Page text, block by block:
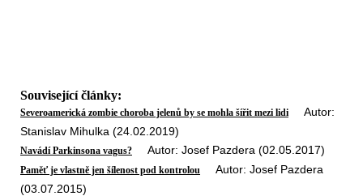
Související články:
Severoamerická zombie choroba jelenů by se mohla šířit mezi lidi Autor:
Stanislav Mihulka (24.02.2019)
Navádí Parkinsona vagus? Autor: Josef Pazdera (02.05.2017)
Paměť je vlastně jen šílenost pod kontrolou Autor: Josef Pazdera
(03.07.2015)